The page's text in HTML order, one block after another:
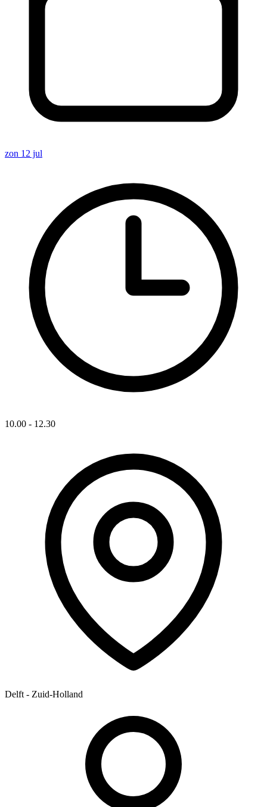
zon 12 jul
10.00 - 12.30
Delft - Zuid-Holland